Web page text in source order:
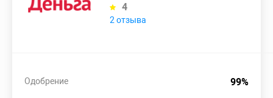
4
2 отзыва
99%
Одобрение